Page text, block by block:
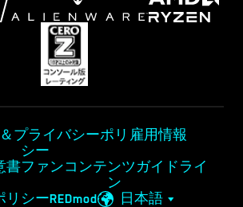
プライバシーポリ
シー
雇用情報
書ファンコンテンツガイドライ
ン
リシーREDmod 日本語